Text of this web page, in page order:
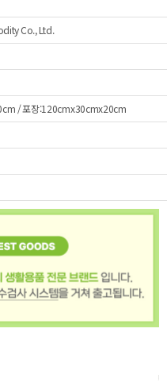
Co., Ltd.
/ 포장:120cmx30cmx20cm